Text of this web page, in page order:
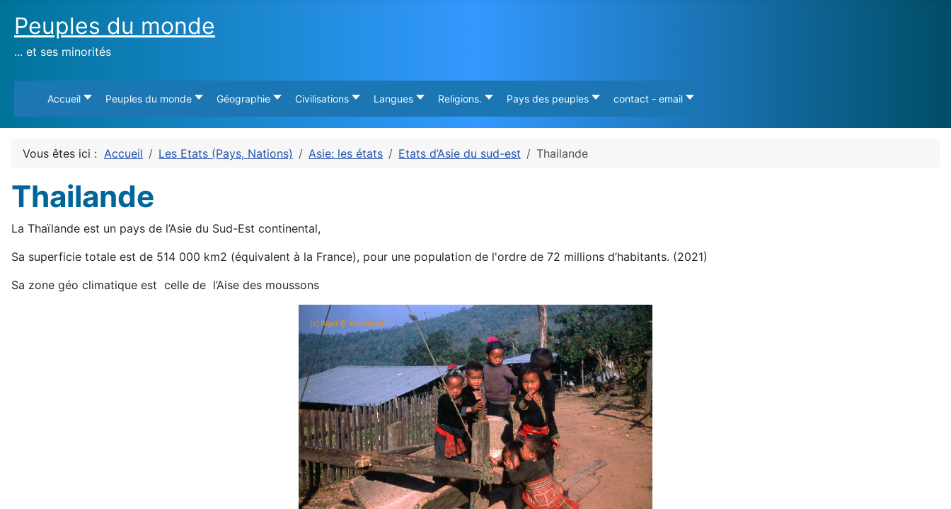
Peuples du monde
... et ses minorités
Accueil Peuples du monde Géographie Civilisations Langues Religions. Pays des peuples contact - email
Vous êtes ici : Accueil Les Etats (Pays, Nations) Asie: les états Etats d’Asie du sud-est Thailande
Thailande
La Thaïlande est un pays de l’Asie du Sud-Est continental,
Sa superficie totale est de 514 000 km2 (équivalent à la France), pour une population de l'ordre de 72 millions d’habitants. (2021)
Sa zone géo climatique est celle de l’Aise des moussons